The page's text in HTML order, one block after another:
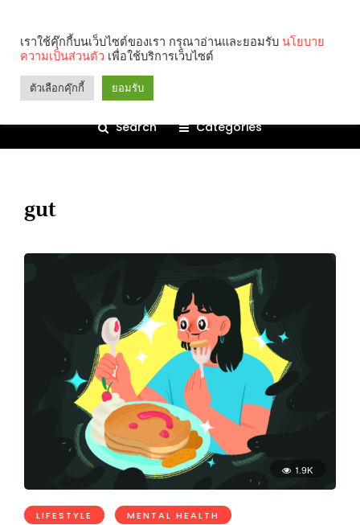
Search Categories
gut
1.9K
LIFESTYLE MENTAL HEALTH
เราใช้คุ๊กกี้บนเว็บไซต์ของเรา กรุณาอ่านและยอมรับ นโยบาย
ความเป็นส่วนตัว เพื่อใช้บริการเว็บไซต์
ตัวเลือกคุ๊กกี้ ยอมรับ